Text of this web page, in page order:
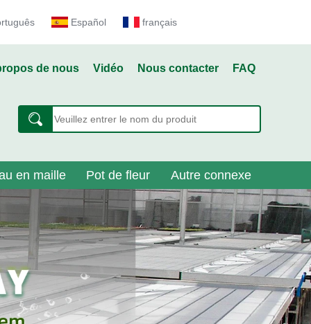
Español
français
de nous Vidéo Nous contacter FAQ
en maille Pot de fleur Autre connexe